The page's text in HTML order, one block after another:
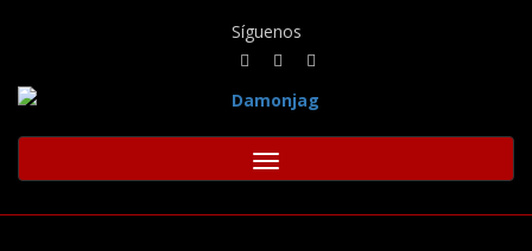
Síguenos
Toggle
navigation